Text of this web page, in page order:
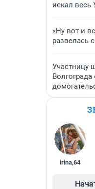
искал весь
«Ну вот и
развелась
Участницу
irina,64